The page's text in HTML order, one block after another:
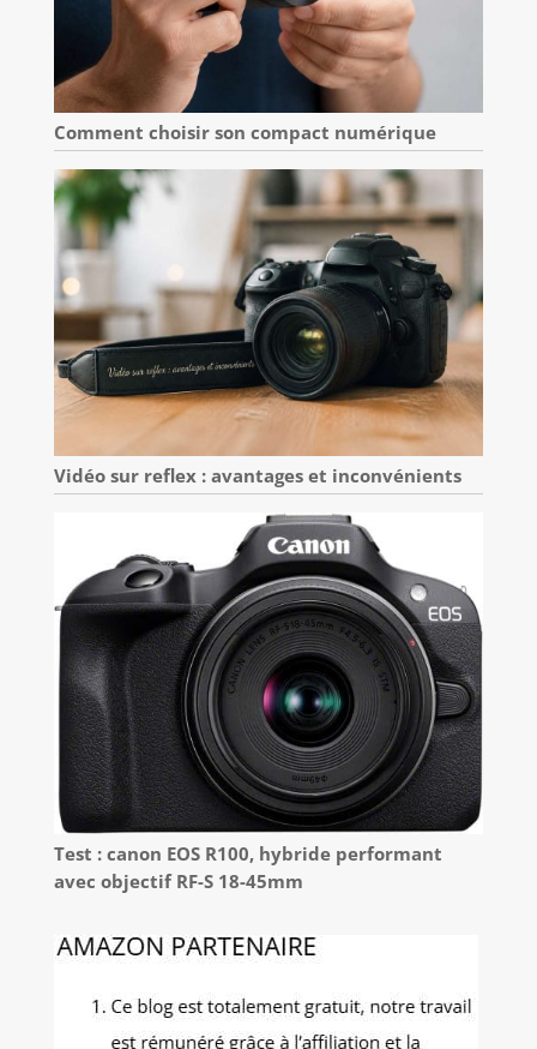
Comment choisir son compact numérique
Vidéo sur reflex : avantages et inconvénients
Test : canon EOS R100, hybride performant
avec objectif RF-S 18-45mm